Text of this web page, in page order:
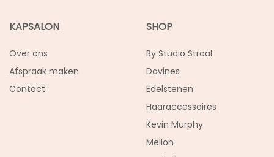
KAPSALON
Over ons
Afspraak maken
Contact
SHOP
By Studio Straal
Davines
Edelstenen
Haaraccessoires
Kevin Murphy
Mellon